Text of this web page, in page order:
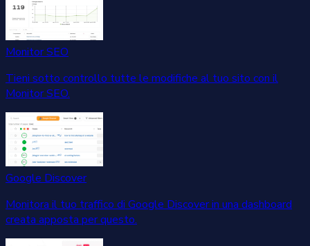
Monitor SEO
Tieni sotto controllo tutte le modifiche al tuo sito con il
Monitor SEO.
Google Discover
Monitora il tuo traffico di Google Discover in una dashboard
creata apposta per questo.